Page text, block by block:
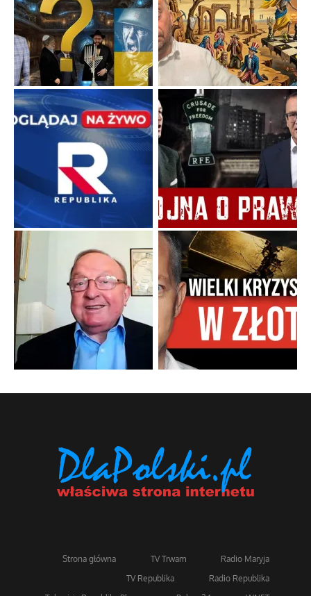
Strona główna TV Trwam
Radio Maryja
TV Republika
Radio Republika